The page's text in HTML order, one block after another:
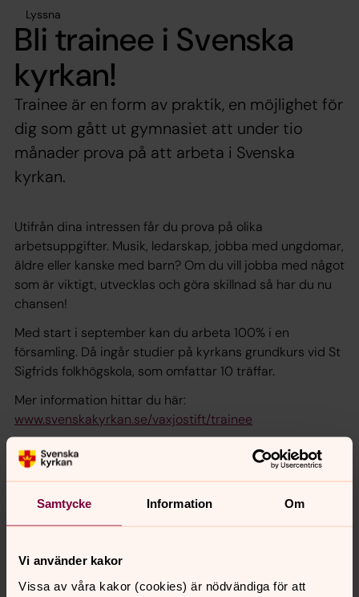
Samtycke Information Om
Vi använder kakor
Vissa av våra kakor (cookies) är nödvändiga för att
Lyssna
Bli trainee i Svenska
kyrkan!
Trainee är en form av praktik, en möjlighet för
dig som gått ut gymnasiet att under tio
månader prova på att arbeta i Svenska
kyrkan.
Utifrån dina intressen får du prova på olika
arbetsuppgifter. Musik, ledarskap, jobba med ungdomar,
äldre eller kanske med barn? Om du vill jobba med något
som är viktigt, utvecklas och göra skillnad så har du nu
chansen!
Med start i september kan du arbeta 100% i en
församling. Då ingår studier på kyrkans grundkurs vid St
Sigfrids folkhögskola, som omfattar 10 träffar.
Mer information hittar du här:
www.svenskakyrkan.se/vaxjostift/trainee
Senast ändrad 19 mars 2024
innehåll?
vetlanda.pastorat@svenskakyrkan.se